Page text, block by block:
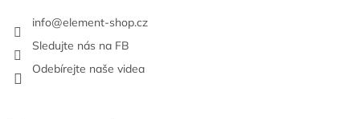
info@element-shop.cz
Sledujte nás na FB
Odebírejte naše videa